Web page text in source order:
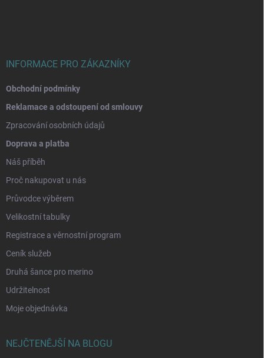
INFORMACE PRO ZÁKAZNÍKY
Obchodní podmínky
Reklamace a odstoupení od smlouvy
Zpracování osobních údajů
Doprava a platba
Náš příběh
Proč nakupovat u nás
Průvodce výběrem
Velikostní tabulky
Registrace a věrnostní program
Ceník služeb
Druhá šance pro merino
Udržitelnost
Moje objednávka
NEJČTENĚJŠÍ NA BLOGU